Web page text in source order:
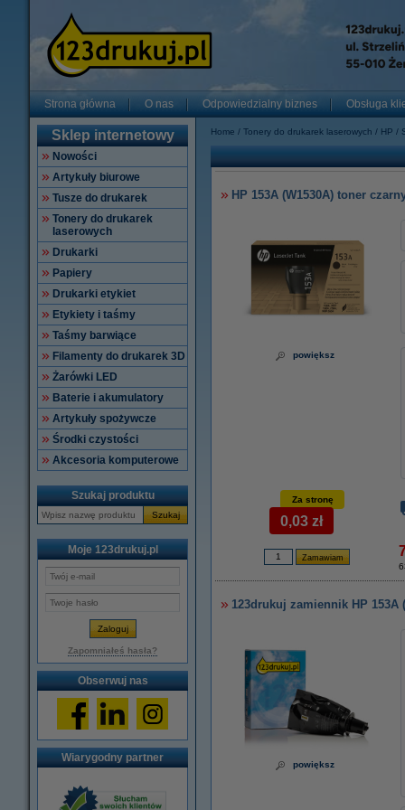
Strona główna O nas Odpowiedzialny biznes Obsługa
Sklep internetowy
Nowości
Artykuły biurowe
Tusze do drukarek
Tonery do drukarek
laserowych
Drukarki
Papiery
Drukarki etykiet
Etykiety i taśmy
Taśmy barwiące
Filamenty do drukarek 3D
Żarówki LED
Baterie i akumulatory
Artykuły spożywcze
Środki czystości
Akcesoria komputerowe
Szukaj produktu
Szukaj
Moje 123drukuj.pl
Zapomniałeś hasła?
Obserwuj nas
Wiarygodny partner
Home Tonery do drukarek laserowych HP
HP 153A (W1530A) toner
powiększ
Za stronę
0,03 zł
123drukuj zamiennik HP 153A
powiększ